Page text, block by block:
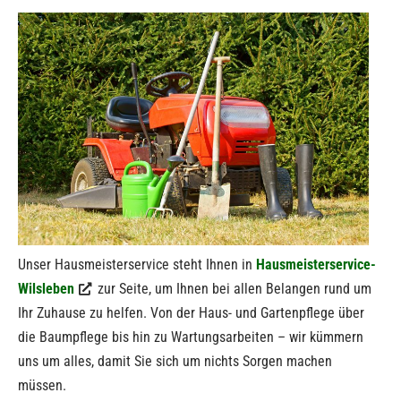
Unser Hausmeisterservice steht Ihnen in Hausmeisterservice-
Wilsleben
zur Seite, um Ihnen bei allen Belangen rund um
Ihr Zuhause zu helfen. Von der Haus- und Gartenpflege über
die Baumpflege bis hin zu Wartungsarbeiten – wir kümmern
uns um alles, damit Sie sich um nichts Sorgen machen
müssen.